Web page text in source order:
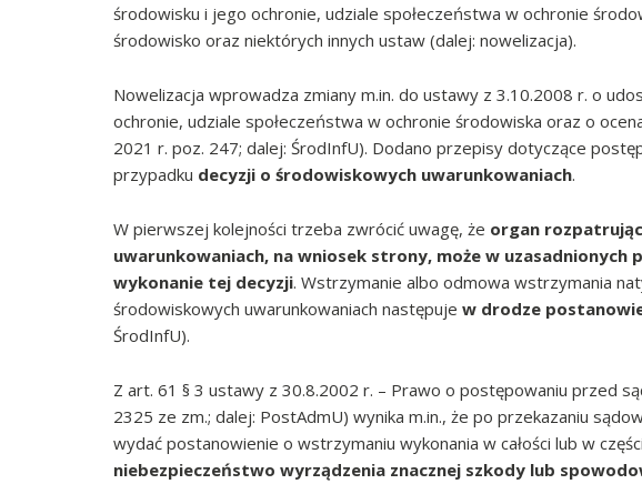
środowisku i jego ochronie, udziale społeczeństwa w ochronie
środowisko oraz niektórych innych ustaw (dalej: nowelizacja).
Nowelizacja wprowadza zmiany m.in. do ustawy z 3.10.2008 r. o
ochronie, udziale społeczeństwa w ochronie środowiska oraz o
2021 r. poz. 247; dalej: ŚrodInfU). Dodano przepisy dotyczące
przypadku decyzji o środowiskowych uwarunkowaniach.
W pierwszej kolejności trzeba zwrócić uwagę, że organ
uwarunkowaniach, na wniosek strony, może w
wykonanie tej decyzji. Wstrzymanie albo odmowa wstrzymania
środowiskowych uwarunkowaniach następuje w drodze
ŚrodInfU).
Z art. 61 § 3 ustawy z 30.8.2002 r. – Prawo o postępowaniu przed
2325 ze zm.; dalej: PostAdmU) wynika m.in., że po przekazaniu
wydać postanowienie o wstrzymaniu wykonania w całości lub w
niebezpieczeństwo wyrządzenia znacznej szkody lub